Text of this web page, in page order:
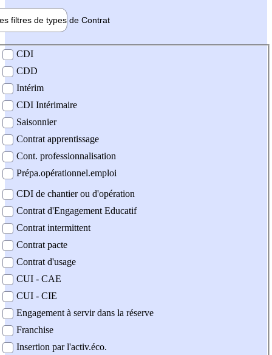
filtres de types de Contrat
contrat
CDI
CDD
Intérim
CDI Intérimaire
Saisonnier
Contrat apprentissage
Cont. professionnalisation
Prépa.opérationnel.emploi
CDI de chantier ou d'opération
Contrat d'Engagement Educatif
Contrat intermittent
Contrat pacte
Contrat d'usage
CUI - CAE
CUI - CIE
Engagement à servir dans la réserve
Franchise
Insertion par l'activ.éco.